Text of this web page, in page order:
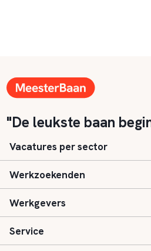
"De leukste baan
Vacatures per sector
Basisonderwijs
Speciaal (basis) onderwijs
Voortgezet onderwijs
Werkzoekenden
Aanmelden
Vacatures
Werkgevers
Inloggen
Service